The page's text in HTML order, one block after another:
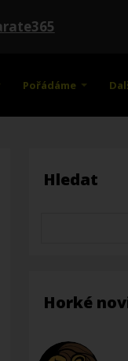
Pořádáme
Hledat
Horké